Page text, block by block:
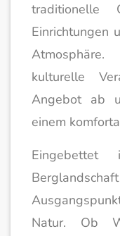
traditionelle
Einrichtungen
kulturelle
Angebot ab
einem
Eingebettet
Natur. Ob